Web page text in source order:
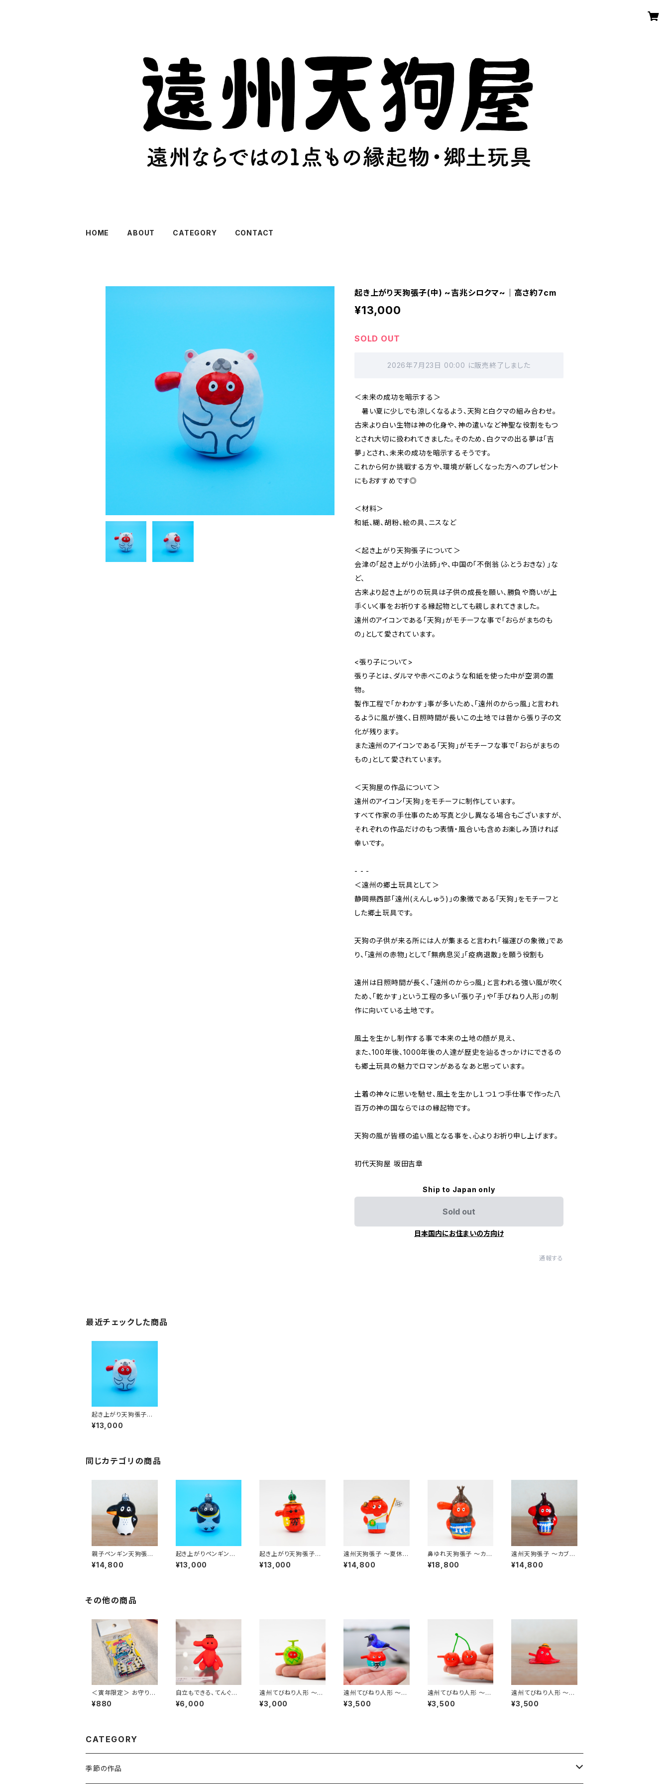
HOME ABOUT CATEGORY CONTACT
起き上がり天狗張子(中) ~吉兆シロクマ~｜高さ約7cm
¥13,000
SOLD OUT
2026年7月23日 00:00 に販売終了しました
＜未来の成功を暗示する＞
暑い夏に少しでも涼しくなるよう、天狗と白クマの組み合わせ。
古来より白い生物は神の化身や、神の遣いなど神聖な役割をもつ
とされ大切に扱われてきました。そのため、白クマの出る夢は「吉
夢」とされ、未来の成功を暗示するそうです。
これから何か挑戦する方や、環境が新しくなった方へのプレゼント
にもおすすめです◎
＜材料＞
和紙、糊、胡粉、絵の具、ニスなど
＜起き上がり天狗張子について＞
会津の「起き上がり小法師」や、中国の「不倒翁（ふとうおきな）」な
ど、
古来より起き上がりの玩具は子供の成長を願い、勝負や商いが上
手くいく事をお祈りする縁起物としても親しまれてきました。
遠州のアイコンである「天狗」がモチーフな事で「おらがまちのも
の」として愛されています。
<張り子について>
張り子とは、ダルマや赤べこのような和紙を使った中が空洞の置
物。
製作工程で「かわかす」事が多いため、「遠州のからっ風」と言われ
るように風が強く、日照時間が長いこの土地では昔から張り子の文
化が残ります。
また遠州のアイコンである「天狗」がモチーフな事で「おらがまちの
もの」として愛されています。
＜天狗屋の作品について＞
遠州のアイコン「天狗」をモチーフに制作しています。
すべて作家の手仕事のため写真と少し異なる場合もございますが、
それぞれの作品だけのもつ表情・風合いも含めお楽しみ頂ければ
幸いです。
- - -
＜遠州の郷土玩具として＞
静岡県西部「遠州(えんしゅう)」の象徴である「天狗」をモチーフと
した郷土玩具です。
天狗の子供が来る所には人が集まると言われ「福運びの象徴」であ
り、「遠州の赤物」として「無病息災」「疫病退散」を願う役割も
遠州は日照時間が長く、「遠州のからっ風」と言われる強い風が吹く
ため、「乾かす」という工程の多い「張り子」や「手びねり人形」の制
作に向いている土地です。
風土を生かし制作する事で本来の土地の顔が見え、
また、100年後、1000年後の人達が歴史を辿るきっかけにできるの
も郷土玩具の魅力でロマンがあるなあと思っています。
土着の神々に思いを馳せ、風土を生かし１つ１つ手仕事で作った八
百万の神の国ならではの縁起物です。
天狗の風が皆様の追い風となる事を、心よりお祈り申し上げます。
初代天狗屋 坂田吉章
Ship to Japan only
Sold out
日本国内にお住まいの方向け
通報する
最近チェックした商品
起き上がり天狗張子
(中) ~吉兆シロクマ~｜
高さ約7cm
¥13,000
同じカテゴリの商品
親子ペンギン天狗張子
｜高さ約12cm
¥14,800
起き上がりペンギン張
子（中）｜高さ約8cm
¥13,000
起き上がり天狗張子
(中) 〜夏休み〜｜高さ
約8cm
¥13,000
遠州天狗張子 〜夏休
み〜｜高さ約11.5cm
¥14,800
鼻ゆれ天狗張子 〜カブ
トムシの山〜｜高さ約1
8cm
¥18,800
遠州天狗張子 〜カブト
ムシの山〜｜高さ約13
cm
¥14,800
その他の商品
＜寅年限定＞ お守りキ
ーホルダー 〜遠州親子
白虎〜（高さ約7cm）
¥880
自立もできる、てんぐる
み (高さ約10cm)
¥6,000
遠州てびねり人形 〜メ
ロン〜 ｜高さ約3.5cm
¥3,000
遠州てびねり人形 〜オ
オルリ〜｜高さ約4.5c
m
¥3,500
遠州てびねり人形 〜さ
くらんぼ〜 ｜高さ約6c
m
¥3,500
遠州てびねり人形 〜と
けてんぐ〜｜高さ約3c
m
¥3,500
CATEGORY
季節の作品